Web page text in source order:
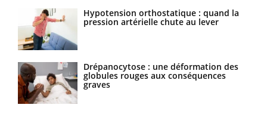
Hypotension orthostatique : quand la
pression artérielle chute au lever
Drépanocytose : une déformation des
globules rouges aux conséquences
graves